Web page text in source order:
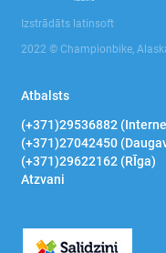
Izstrādāts latinsoft
2022 © Championbike,
Atbalsts
(+371)29536882
(+371)27042450
(+371)29622162 (RĪga)
Atzvani